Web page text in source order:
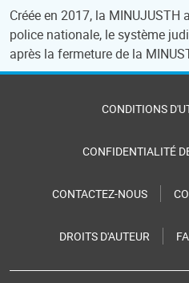
Créée en 2017, la
police nationale, le système
après la fermeture de la
CONDITIONS
CONFIDENTIALITÉ
CONTACTEZ-NOUS
DROITS D'AUTEUR